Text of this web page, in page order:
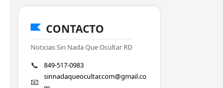
CONTACTO
Noticias Sin Nada Que Ocultar RD
📞 849-517-0983
📧
sinnadaqueocultar.com@gmail.co